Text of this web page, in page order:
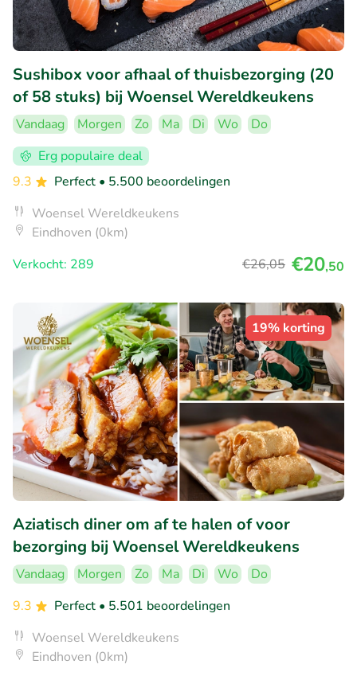
Sushibox voor afhaal of thuisbezorging (20
of 58 stuks) bij Woensel Wereldkeukens
Vandaag Morgen Zo Ma Di Wo
Do
Erg populaire deal
9.3
Perfect • 5.500 beoordelingen
Woensel Wereldkeukens
Eindhoven (0km)
Verkocht: 289
€26,05 €20,50
19% korting
Aziatisch diner om af te halen of voor
bezorging bij Woensel Wereldkeukens
Vandaag Morgen Zo Ma Di Wo
Do
9.3
Perfect • 5.501 beoordelingen
Woensel Wereldkeukens
Eindhoven (0km)